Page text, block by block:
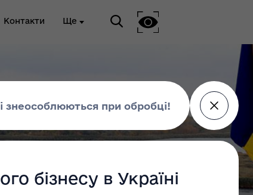
Контакти Ще